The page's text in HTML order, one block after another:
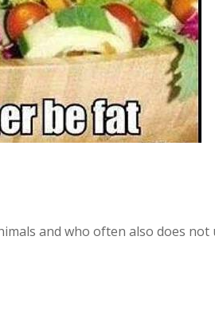
and who often also does not